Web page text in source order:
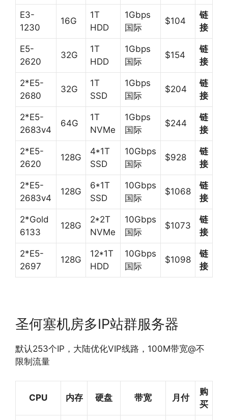
E3-
1230
16G
1T
HDD
1Gbps
国际
$104
链
接
E5-
2620
32G
1T
HDD
1Gbps
国际
$154
链
接
2*E5-
2680
32G
1T
SSD
1Gbps
国际
$204
链
接
2*E5-
2683v4
64G
1T
NVMe
1Gbps
国际
$244
链
接
2*E5-
2620
128G
4*1T
SSD
10Gbps
国际
$928
链
接
2*E5-
2683v4
128G
6*1T
SSD
10Gbps
国际
$1068
链
接
2*Gold
6133
128G
2*2T
NVMe
10Gbps
国际
$1073
链
接
2*E5-
2697
128G
12*1T
HDD
10Gbps
国际
$1098
链
接
圣何塞机房多IP站群服务器
默认253个IP，大陆优化VIP线路，100M带宽@不
限制流量
CPU 内存 硬盘 带宽 月付
购
买